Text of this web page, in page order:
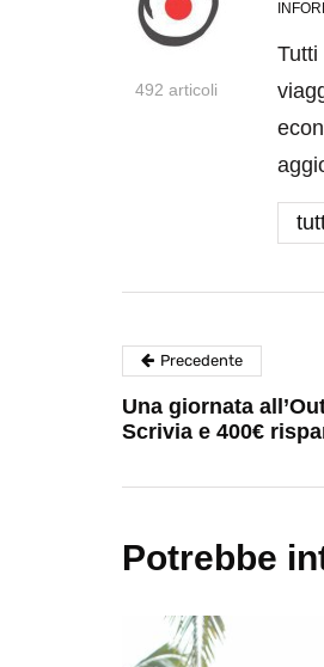
492 articoli
Tutti
Precedente
Una giornata
Scrivia e 400€
Potrebbe